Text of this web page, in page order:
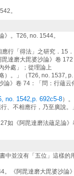
。
》。T26, no. 1544。
行「得法」之研究．15．
毘達磨大毘婆沙論》卷
外處」；從理論上
。」（T26, no. 1537,
論》卷 74：「問：行蘊
no. 1542,p. 692c5-8）
、不相應行，乃至廣說。
如《阿毘達磨法蘊足論
中並沒有「五位」這樣的
。《阿毘達磨大毘婆沙論